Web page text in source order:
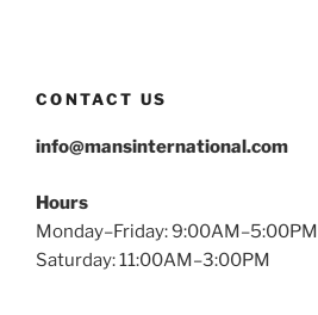
CONTACT US
info@mansinternational.com
Hours
Monday–Friday: 9:00AM–5:00PM
Saturday: 11:00AM–3:00PM